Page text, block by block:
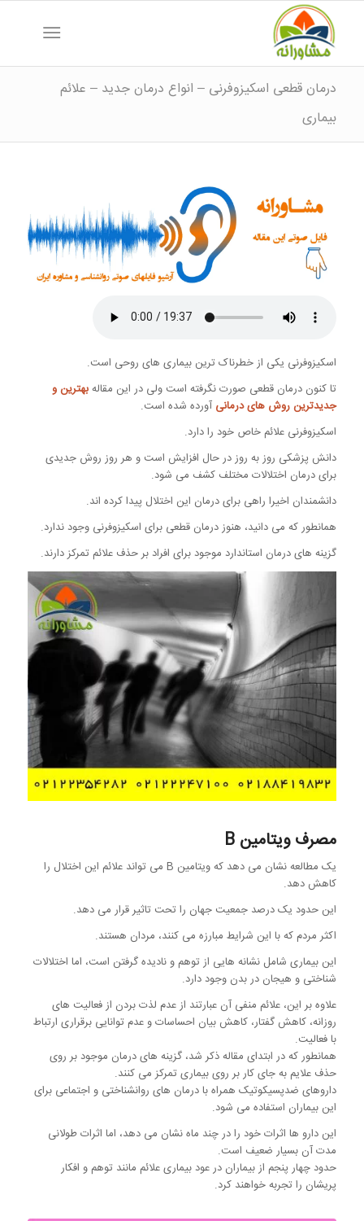
درمان قطعی اسکیزوفرنی – انواع درمان جدید – علائم
بیماری
اسکیزوفرنی یکی از خطرناک ترین بیماری های روحی است.
تا کنون درمان قطعی صورت نگرفته است ولی در این مقالهبهترین و
جدیدترین روش های درمانی آورده شده است.
اسکیزوفرنی علائم خاص خود را دارد.
دانش پزشکی روز به روز در حال افزایش است و هر روز روش جدیدی
برای درمان اختلالات مختلف کشف می شود.
دانشمندان اخیرا راهی برای درمان این اختلال پیدا کرده اند.
همانطور که می دانید، هنوز درمان قطعی برای اسکیزوفرنی وجود ندارد.
گزینه های درمان استاندارد موجود برای افراد بر حذف علائم تمرکز دارند.
مصرف ویتامین B
یک مطالعه نشان می دهد که ویتامین B می تواند علائم این اختلال را
کاهش دهد.
این حدود یک درصد جمعیت جهان را تحت تاثیر قرار می دهد.
اکثر مردم که با این شرایط مبارزه می کنند، مردان هستند.
این بیماری شامل نشانه هایی از توهم و نادیده گرفتن است، اما اختلالات
شناختی و هیجان در بدن وجود دارد.
علاوه بر این، علائم منفی آن عبارتند از عدم لذت بردن از فعالیت های
روزانه، کاهش گفتار، کاهش بیان احساسات و عدم توانایی برقراری ارتباط
با فعالیت.
همانطور که در ابتدای مقاله ذکر شد، گزینه های درمان موجود بر روی
حذف علایم به جای کار بر روی بیماری تمرکز می کنند.
داروهای ضدپسیکوتیک همراه با درمان های روانشناختی و اجتماعی برای
این بیماران استفاده می شود.
این دارو ها اثرات خود را در چند ماه نشان می دهد، اما اثرات طولانی
مدت آن بسیار ضعیف است.
حدود چهار پنجم از بیماران در عود بیماری علائم مانند توهم و افکار
پریشان را تجربه خواهند کرد.